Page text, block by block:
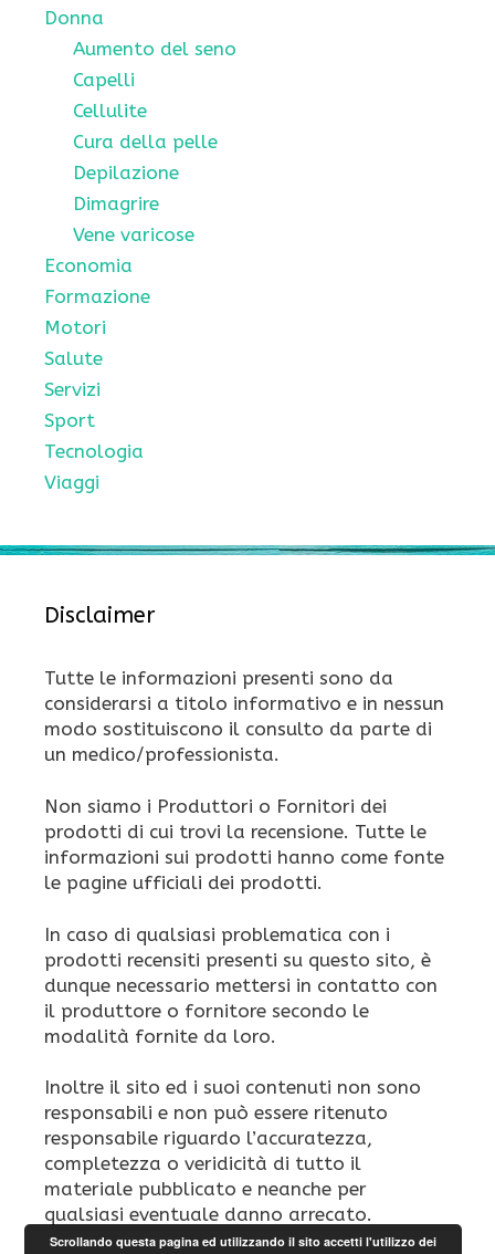
Donna
Aumento del seno
Capelli
Cellulite
Cura della pelle
Depilazione
Dimagrire
Vene varicose
Economia
Formazione
Motori
Salute
Servizi
Sport
Tecnologia
Viaggi
Disclaimer
Tutte le informazioni presenti sono da
considerarsi a titolo informativo e in nessun
modo sostituiscono il consulto da parte di
un medico/professionista.
Non siamo i Produttori o Fornitori dei
prodotti di cui trovi la recensione. Tutte le
informazioni sui prodotti hanno come fonte
le pagine ufficiali dei prodotti.
In caso di qualsiasi problematica con i
prodotti recensiti presenti su questo sito, è
dunque necessario mettersi in contatto con
il produttore o fornitore secondo le
modalità fornite da loro.
Inoltre il sito ed i suoi contenuti non sono
responsabili e non può essere ritenuto
responsabile riguardo l’accuratezza,
completezza o veridicità di tutto il
materiale pubblicato e neanche per
qualsiasi eventuale danno arrecato.
Scrollando questa pagina ed utilizzando il sito accetti l'utilizzo dei